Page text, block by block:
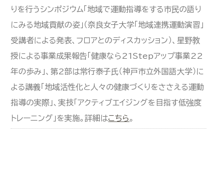
りを行うシンポジウム「地域で運動指導をする市民の語り
にみる地域貢献の姿」（奈良女子大学「地域連携運動演習」
受講者による発表、フロアとのディスカッション）、星野教
授による事業成果報告「健康なら21Stepアップ事業22
年の歩み」、第2部は常行泰子氏（神戸市立外国語大学）に
よる講義「地域活性化と人々の健康づくりをささえる運動
指導の実際」、実技「アクティブエイジングを目指す低強度
トレーニング」を実施。詳細はこちら。